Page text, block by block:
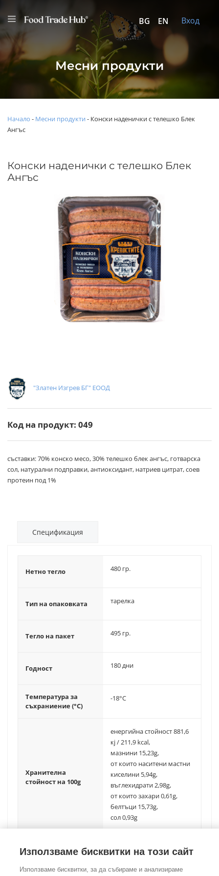
BG EN Вход
Месни продукти
Начало - Месни продукти - Конски наденички с телешко Блек
Ангъс
Конски наденички с телешко Блек
Ангъс
"Златен Изгрев БГ" ЕООД
Код на продукт: 049
съставки: 70% конско месо, 30% телешко блек ангъс, готварска
сол, натурални подправки, антиоксидант, натриев цитрат, соев
протеин под 1%
Спецификация
Нетно тегло 480 гр.
Тип на опаковката тарелка
Тегло на пакет 495 гр.
Годност 180 дни
Температура за
съхраниение (°C)
-18°C
Хранителна
стойност на 100g
енергийна стойност 881,6
кj / 211,9 kcal,
мазнини 15,23g,
от които наситени мастни
киселини 5,94g,
въглехидрати 2,98g,
от които захари 0,61g,
белтъци 15,73g,
сол 0,93g
Използваме бисквитки на този сайт
Използваме бисквитки, за да събираме и анализираме